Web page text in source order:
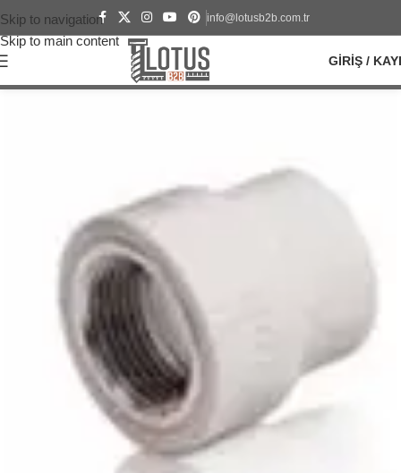
Skip to navigation
Skip to main content
info@lotusb2b.com.tr
GIRIŞ /